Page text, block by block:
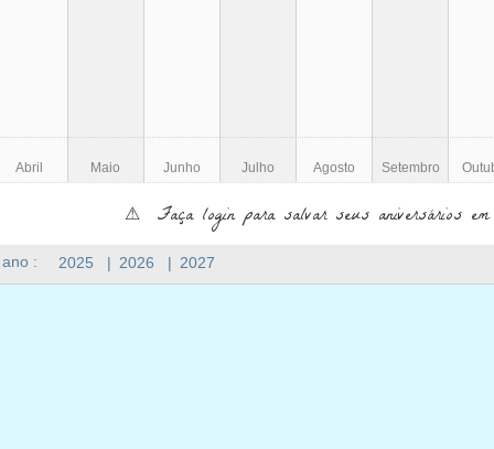
: 2025 | 2026 | 2027
Abril Maio Junho Julho Agosto Setembro
⚠ Faça login para salvar seus aniversários